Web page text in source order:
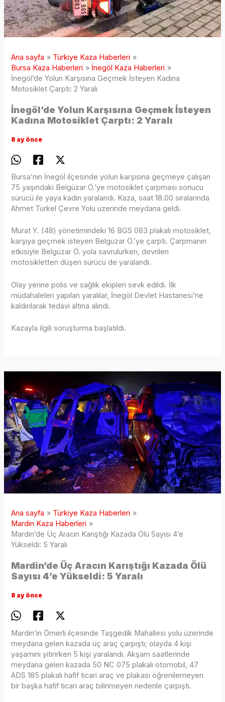
Ana sayfa
Türkiye Kaza Haberleri
Bursa Kaza Haberleri
İnegöl Kaza Haberleri
İnegöl’de Yolun Karşısına Geçmek İsteyen Kadına
Motosiklet Çarptı: 2 Yaralı
İnegöl’de Yolun Karşısına Geçmek İsteyen
Kadına Motosiklet Çarptı: 2 Yaralı
8 ay önce
Bursa’nın İnegöl ilçesinde yolun karşısına geçmeye çalışan
75 yaşındaki Belgüzar Ö.’ye motosiklet çarpması sonucu
sürücü ile yaya kadın yaralandı. Kaza, saat 18.00 sıralarında
Ahmet Türkel Çevre Yolu üzerinde meydana geldi.
Murat Y. (48) yönetimindeki 16 BGS 083 plakalı motosiklet,
karşıya geçmek isteyen Belgüzar Ö.’ye çarptı. Çarpmanın
etkisiyle Belgüzar Ö. yola savrulurken, devrilen
motosikletten düşen sürücü de yaralandı.
Olay yerine polis ve sağlık ekipleri sevk edildi. İlk
müdahaleleri yapılan yaralılar, İnegöl Devlet Hastanesi’ne
kaldırılarak tedavi altına alındı.
Kazayla ilgili soruşturma başlatıldı.
Ana sayfa
Türkiye Kaza Haberleri
Mardin Kaza Haberleri
Mardin’de Üç Aracın Karıştığı Kazada Ölü Sayısı 4’e
Yükseldi: 5 Yaralı
Mardin’de Üç Aracın Karıştığı Kazada Ölü
Sayısı 4’e Yükseldi: 5 Yaralı
8 ay önce
Mardin’in Ömerli ilçesinde Taşgedik Mahallesi yolu üzerinde
meydana gelen kazada üç araç çarpıştı; olayda 4 kişi
yaşamını yitirirken 5 kişi yaralandı. Akşam saatlerinde
meydana gelen kazada 50 NC 075 plakalı otomobil, 47
ADS 185 plakalı hafif ticari araç ve plakası öğrenilemeyen
bir başka hafif ticari araç bilinmeyen nedenle çarpıştı.